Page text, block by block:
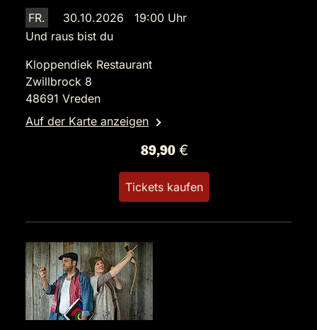
FR.
30.10.2026 19:00 Uhr
Und raus bist du
Kloppendiek Restaurant
Zwillbrock 8
48691 Vreden
Auf der Karte anzeigen
89,90 €
Tickets kaufen